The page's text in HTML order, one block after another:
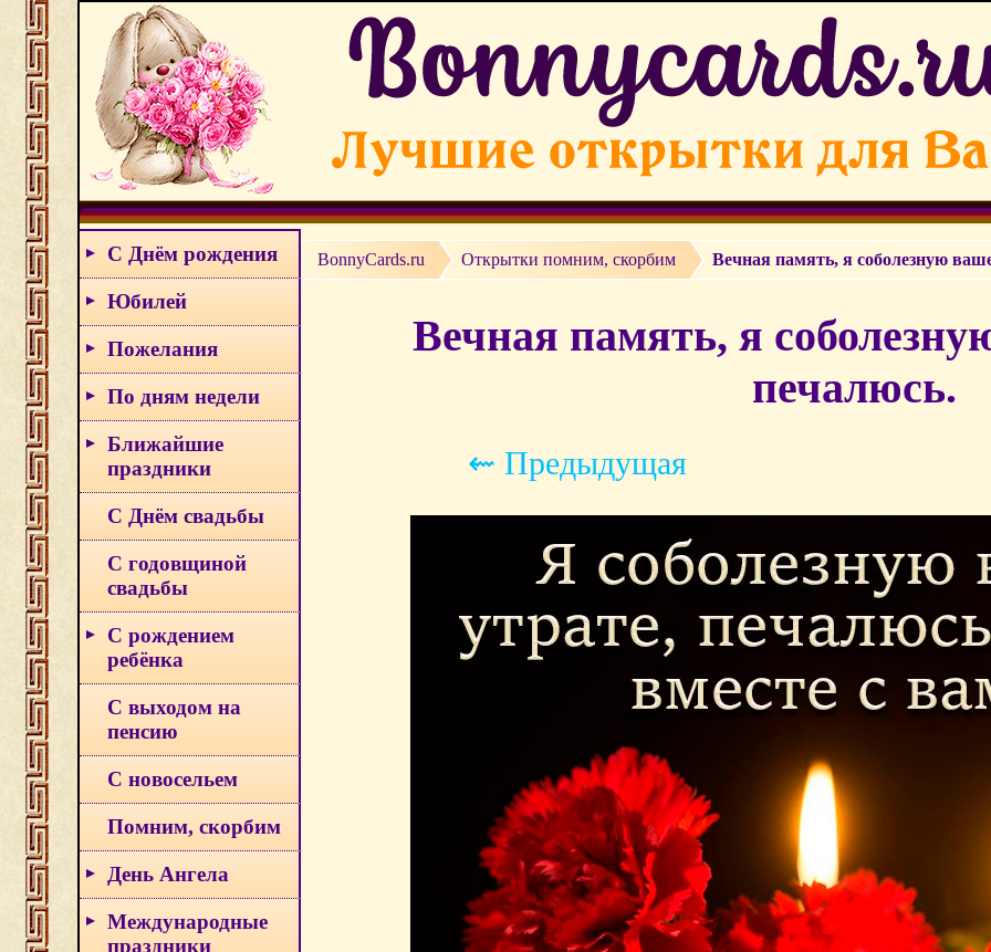
С Днём рождения
Юбилей
Пожелания
По дням недели
Ближайшие
праздники
С Днём свадьбы
С годовщиной
свадьбы
С рождением
ребёнка
С выходом на
пенсию
С новосельем
Помним, скорбим
День Ангела
Международные
праздники
BonnyCards.ru Открытки помним, скорбим Вечная память, я соболезную
Вечная память, я
печалюсь.
⇜ Предыдущая